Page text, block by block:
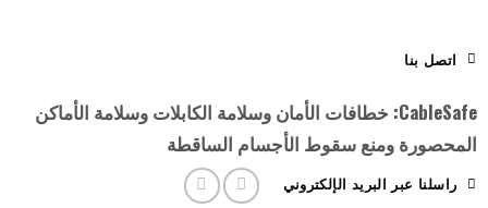
بنا
CableSafe: خطافات الأمان وسلامة الكابلات وسلامة الأماكن
ومنع سقوط الأجسام الساقطة
عبر البريد الإلكتروني